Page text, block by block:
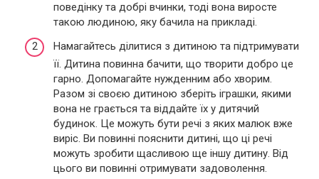
поведінку та добрі вчинки, тоді вона виросте
такою людиною, яку бачила на прикладі.
Намагайтесь ділитися з дитиною та підтримувати
її. Дитина повинна бачити, що творити добро це
гарно. Допомагайте нужденним або хворим.
Разом зі своєю дитиною зберіть іграшки, якими
вона не грається та віддайте їх у дитячий
будинок. Це можуть бути речі з яких малюк вже
виріс. Ви повинні пояснити дитині, що ці речі
можуть зробити щасливою ще іншу дитину. Від
цього ви повинні отримувати задоволення.